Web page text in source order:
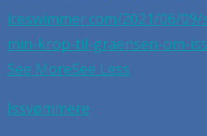
iceswimmer.com/2021/06/
min-krop-til-graensen-om-
See MoreSee Less
Issvømmere